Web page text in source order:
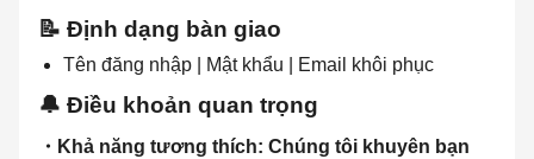
📝 Định dạng bàn giao
Tên đăng nhập | Mật khẩu | Email khôi phục
🔔 Điều khoản quan trọng
・Khả năng tương thích: Chúng tôi khuyên bạn